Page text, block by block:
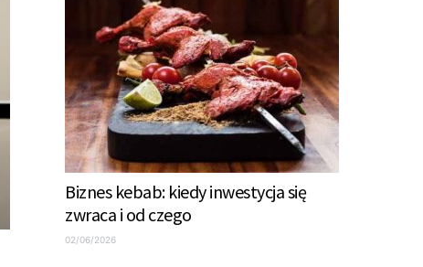
Biznes kebab: kiedy inwestycja się
zwraca i od czego
02/06/2026